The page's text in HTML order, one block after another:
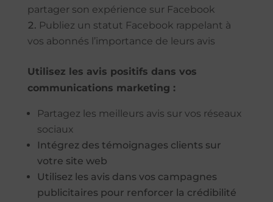
partager son expérience sur Facebook
Publiez un statut Facebook rappelant à
vos abonnés l’importance de leurs avis
Utilisez les avis positifs dans vos
communications marketing :
Partagez les meilleurs avis sur vos réseaux
sociaux
Intégrez des témoignages clients sur
votre site web
Utilisez les avis dans vos campagnes
publicitaires pour renforcer la crédibilité